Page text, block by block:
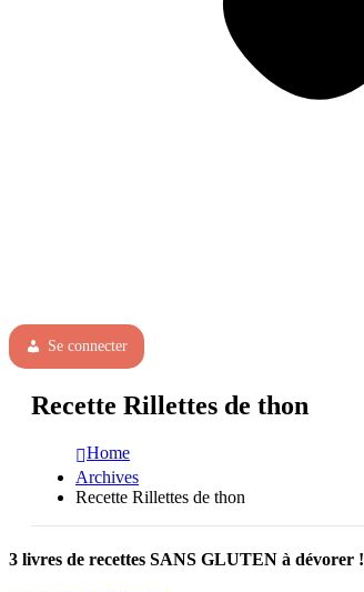
Se connecter
Recette Rillettes de thon
Home
Archives
Recette Rillettes de thon
3 livres de recettes SANS GLUTEN à dévorer !